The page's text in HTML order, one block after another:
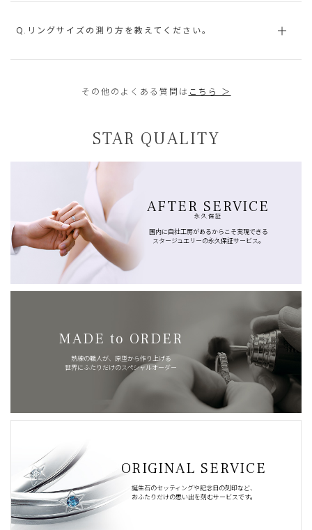
Q.リングサイズの測り方を教えてください。
その他のよくある質問は こちら ＞
STAR QUALITY
AFTER SERVICE
永久保証
国内に自社工房があるからこそ実現できる
スタージュエリーの永久保証サービス。
MADE to ORDER
熟練の職人が、原型から作り上げる
世界にふたりだけのスペシャルオーダー
ORIGINAL SERVICE
誕生石のセッティングや記念日の刻印など、
おふたりだけの思い出を刻むサービスです。